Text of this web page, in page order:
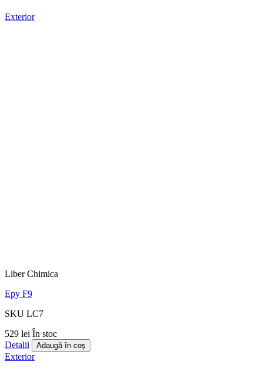
Exterior
Liber Chimica
Epy F9
SKU LC7
529 lei În stoc
Detalii
Adaugă în coș
Exterior